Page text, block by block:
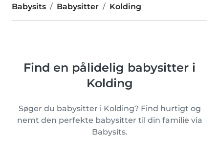
Babysits Babysitter Kolding
Find en pålidelig babysitter i
Kolding
Søger du babysitter i Kolding? Find hurtigt og
nemt den perfekte babysitter til din familie via
Babysits.